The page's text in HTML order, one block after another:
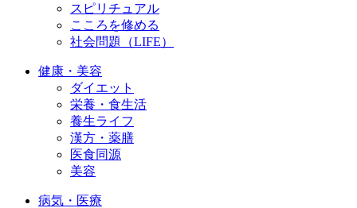
スピリチュアル
こころを修める
社会問題（LIFE）
健康・美容
ダイエット
栄養・食生活
養生ライフ
漢方・薬膳
医食同源
美容
病気・医療